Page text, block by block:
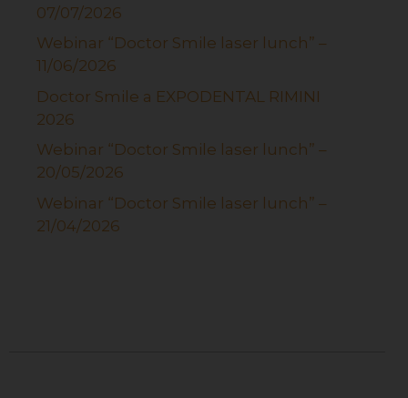
07/07/2026
Webinar “Doctor Smile laser lunch” –
11/06/2026
Doctor Smile a EXPODENTAL RIMINI
2026
Webinar “Doctor Smile laser lunch” –
20/05/2026
Webinar “Doctor Smile laser lunch” –
21/04/2026